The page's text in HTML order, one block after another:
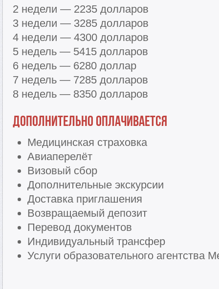
2 недели — 2235 долларов
3 недели — 3285 долларов
4 недели — 4300 долларов
5 недель — 5415 долларов
6 недель — 6280 доллар
7 недель — 7285 долларов
8 недель — 8350 долларов
Дополнительно оплачивается
Медицинская страховка
Авиаперелёт
Визовый сбор
Дополнительные экскурсии
Доставка приглашения
Возвращаемый депозит
Перевод документов
Индивидуальный трансфер
Услуги образовательного агентства